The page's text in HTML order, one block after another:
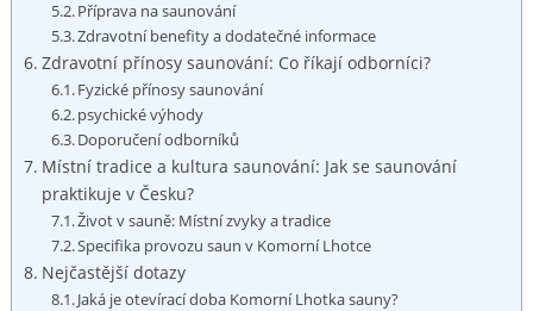
Příprava na saunování
Zdravotní benefity a dodatečné informace
Zdravotní přínosy saunování: Co říkají odborníci?
Fyzické přínosy saunování
psychické výhody
Doporučení odborníků
Místní tradice a kultura saunování: Jak se saunování
praktikuje v Česku?
Život v sauně: Místní zvyky a tradice
Specifika provozu saun v Komorní Lhotce
Nejčastější dotazy
Jaká je otevírací doba Komorní Lhotka sauny?